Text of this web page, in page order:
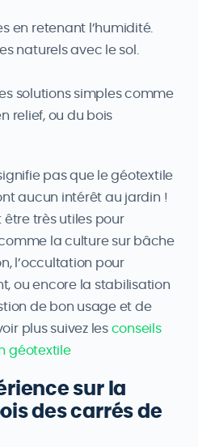
en retenant l’humidité.
naturels avec le sol.
solutions simples comme
relief, ou du bois
pas que le géotextile
aucun intérêt au jardin !
être très utiles pour
la culture sur bâche
l’occultation pour
ou encore la stabilisation
de bon usage et de
plus suivez les conseils
géotextile
sur la
des carrés de